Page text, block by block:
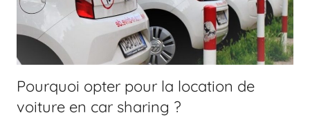
Pourquoi opter pour la location de
voiture en car sharing ?